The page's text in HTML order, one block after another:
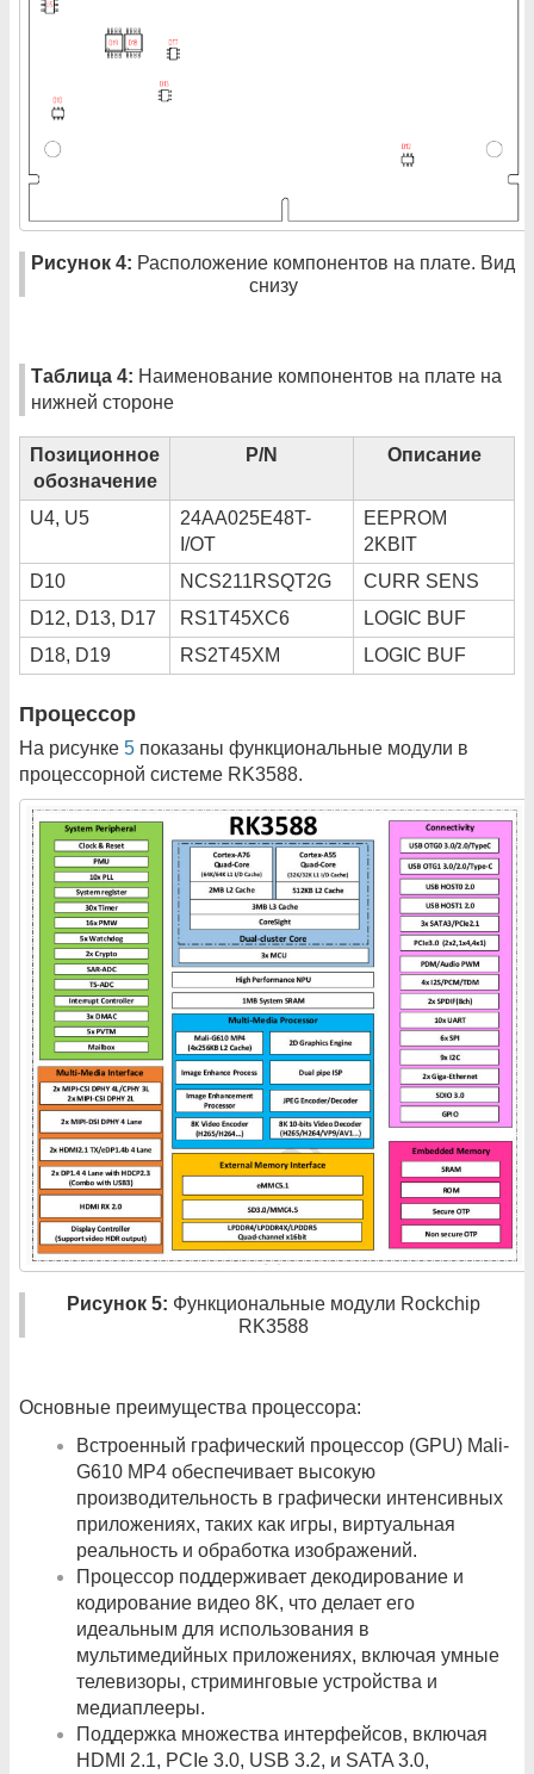
Рисунок 4: Расположение компонентов на плате. Вид
снизу
Таблица 4: Наименование компонентов на плате на
нижней стороне
Позиционное
обозначение
P/N Описание
U4, U5
24AA025E48T-
I/OT
EEPROM
2KBIT
D10
NCS211RSQT2G
CURR SENS
D12, D13, D17
RS1T45XC6
LOGIC BUF
D18, D19
RS2T45XM LOGIC BUF
Процессор
На рисунке 5 показаны функциональные модули в
процессорной системе RK3588.
Рисунок 5: Функциональные модули Rockchip
RK3588
Основные преимущества процессора:
Встроенный графический процессор (GPU) Mali-
G610 MP4 обеспечивает высокую
производительность в графически интенсивных
приложениях, таких как игры, виртуальная
реальность и обработка изображений.
Процессор поддерживает декодирование и
кодирование видео 8K, что делает его
идеальным для использования в
мультимедийных приложениях, включая умные
телевизоры, стриминговые устройства и
медиаплееры.
Поддержка множества интерфейсов, включая
HDMI 2.1, PCIe 3.0, USB 3.2, и SATA 3.0,